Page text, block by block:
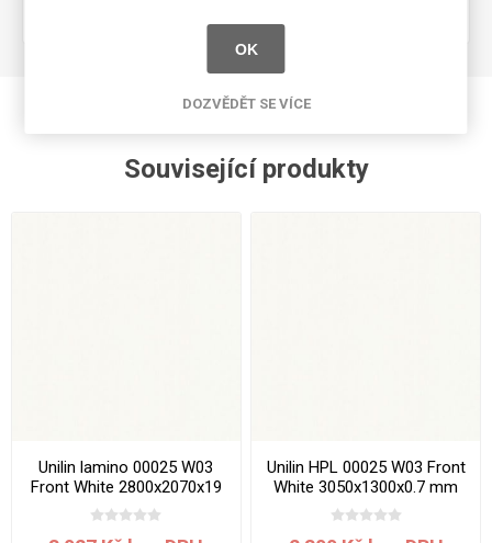
Související produkty
Unilin lamino 00025 W03
Front White 2800x2070x19
mm
Unilin HPL 00025 W03 Front
White 3050x1300x0.7 mm
OK
DOZVĚDĚT SE VÍCE